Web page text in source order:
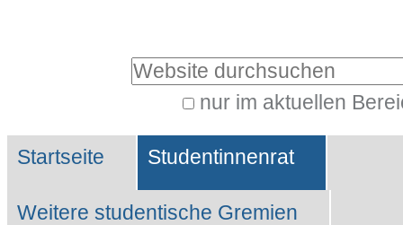
Website durchsuchen
nur im aktuellen
Suche…
Sektionen
Startseite Studentinnenrat
Weitere studentische Gremien